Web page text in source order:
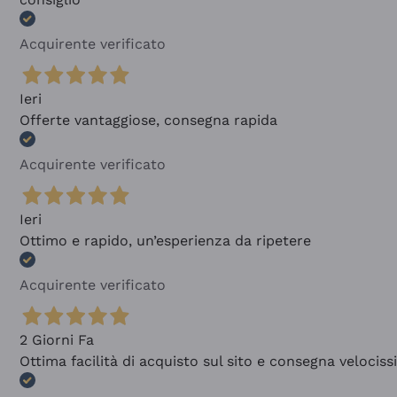
Acquirente verificato
Ieri
Offerte vantaggiose, consegna rapida
Acquirente verificato
Ieri
Ottimo e rapido, un’esperienza da ripetere
Acquirente verificato
2 Giorni Fa
Ottima facilità di acquisto sul sito e consegna